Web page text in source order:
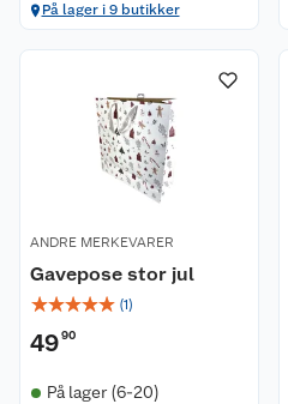
På lager i 9 butikker
ANDRE MERKEVARER
Gavepose stor jul
☆☆☆☆☆ (1)
4990
På lager (6-20)
Kundeservice